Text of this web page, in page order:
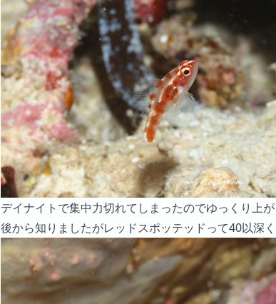
デイナイトで集中力切れてしまったのでゆっくり上
後から知りましたがレッドスポッテッドって40以深